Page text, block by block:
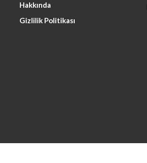
Hakkında
Gizlilik Politikası